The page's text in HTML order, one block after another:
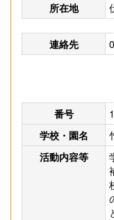
所在地
連絡先
番号
学校・園名
活動内容等